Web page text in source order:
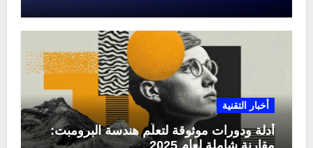
أخبار التقنية
أدلة ودورات موثوقة لتعلّم هندسة البرومبت: